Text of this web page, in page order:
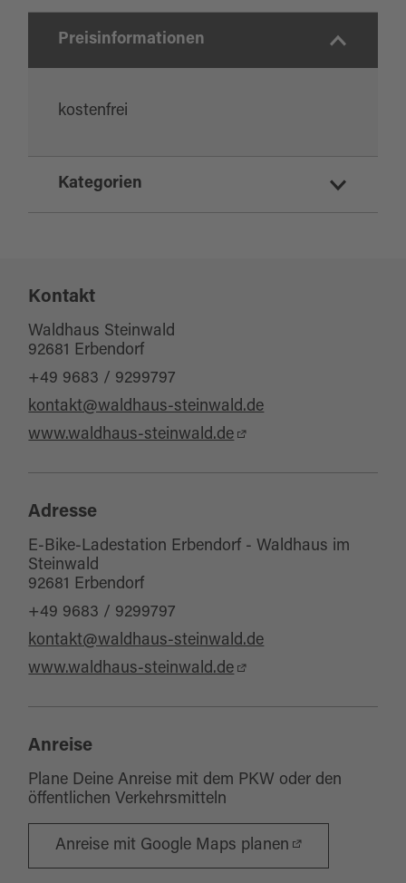
Preisinformationen
kostenfrei
Kategorien
Kontakt
Waldhaus Steinwald
92681 Erbendorf
+49 9683 / 9299797
kontakt@waldhaus-steinwald.de
www.waldhaus-steinwald.de
Adresse
E-Bike-Ladestation Erbendorf - Waldhaus im
Steinwald
92681 Erbendorf
+49 9683 / 9299797
kontakt@waldhaus-steinwald.de
www.waldhaus-steinwald.de
Anreise
Plane Deine Anreise mit dem PKW oder den
öffentlichen Verkehrsmitteln
Anreise mit Google Maps planen